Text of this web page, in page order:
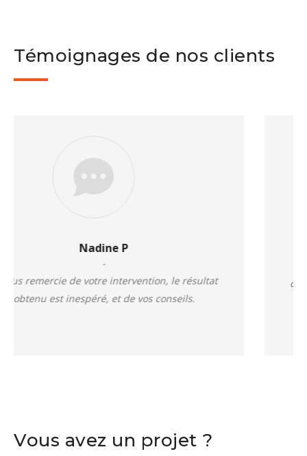
Témoignages de nos clients
Félicitations pour la qualité du travail accompli
chez nous. La boutique revit dans le bleu lavande
d”origine. Remerciements particuliers pour la
Vous avez un projet ?